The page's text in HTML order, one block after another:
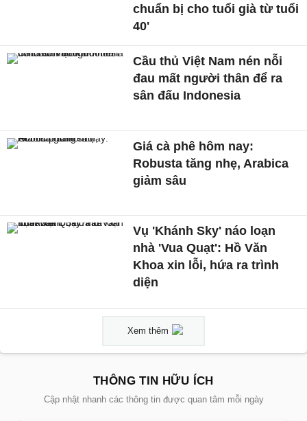
chuẩn bị cho tuổi già từ tuổi
40'
Cầu thủ Việt Nam nén nỗi
đau mất người thân để ra
sân đấu Indonesia
Giá cà phê hôm nay:
Robusta tăng nhẹ, Arabica
giảm sâu
Vụ 'Khánh Sky' náo loạn
nhà 'Vua Quạt': Hồ Văn
Khoa xin lỗi, hứa ra trình
diện
Xem thêm
THÔNG TIN HỮU ÍCH
Cập nhật nhanh các thông tin được quan tâm mỗi ngày